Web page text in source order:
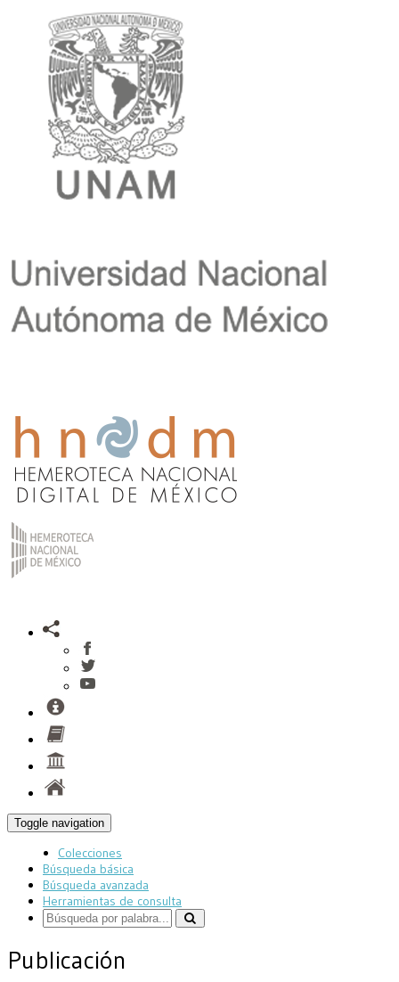
Toggle navigation
Colecciones
Búsqueda básica
Búsqueda avanzada
Herramientas de consulta
Publicación